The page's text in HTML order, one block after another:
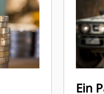
Ein